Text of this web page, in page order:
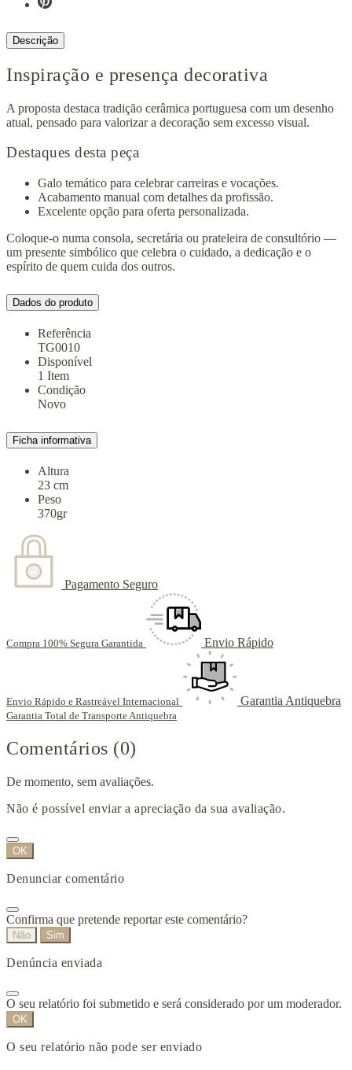
Descrição
Inspiração e presença decorativa
A proposta destaca tradição cerâmica portuguesa com um desenho
atual, pensado para valorizar a decoração sem excesso visual.
Destaques desta peça
Galo temático para celebrar carreiras e vocações.
Acabamento manual com detalhes da profissão.
Excelente opção para oferta personalizada.
Coloque-o numa consola, secretária ou prateleira de consultório —
um presente simbólico que celebra o cuidado, a dedicação e o
espírito de quem cuida dos outros.
Dados do produto
Referência
TG0010
Disponível
1 Item
Condição
Novo
Ficha informativa
Altura
23 cm
Peso
370gr
Pagamento Seguro
Compra 100% Segura Garantida Envio Rápido
Envio Rápido e Rastreável Internacional Garantia Antiquebra
Garantia Total de Transporte Antiquebra
Comentários (0)
De momento, sem avaliações.
Não é possível enviar a apreciação da sua avaliação.
OK
Denunciar comentário
Confirma que pretende reportar este comentário?
Não Sim
Denúncia enviada
O seu relatório foi submetido e será considerado por um moderador.
OK
O seu relatório não pode ser enviado